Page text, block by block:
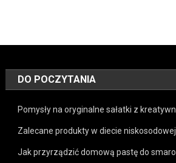
DO POCZYTANIA
Pomysły na oryginalne sałatki z
Zalecane produkty w diecie
Jak przyrządzić domową pastę do